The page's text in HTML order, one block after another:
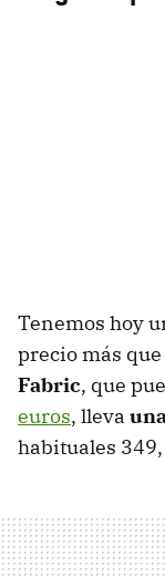
Tenemos hoy
precio más
Fabric, que
euros, lleva
habituales